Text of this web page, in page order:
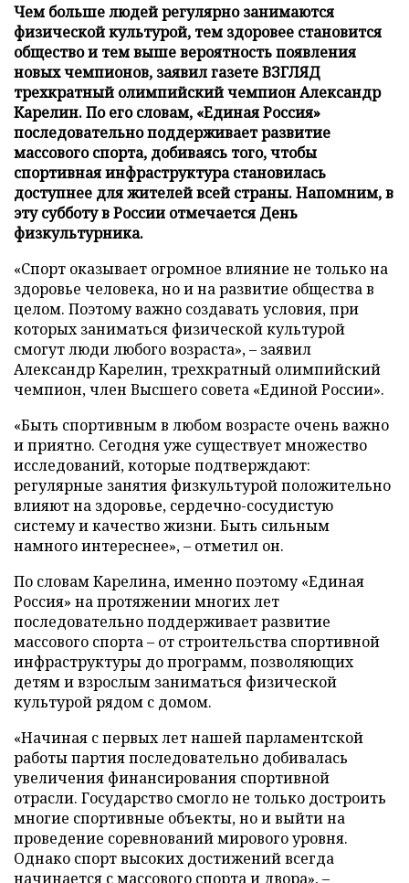
Чем больше людей регулярно занимаются
физической культурой, тем здоровее становится
общество и тем выше вероятность появления
новых чемпионов, заявил газете ВЗГЛЯД
трехкратный олимпийский чемпион Александр
Карелин. По его словам, «Единая Россия»
последовательно поддерживает развитие
массового спорта, добиваясь того, чтобы
спортивная инфраструктура становилась
доступнее для жителей всей страны. Напомним, в
эту субботу в России отмечается День
физкультурника.
«Спорт оказывает огромное влияние не только на
здоровье человека, но и на развитие общества в
целом. Поэтому важно создавать условия, при
которых заниматься физической культурой
смогут люди любого возраста», – заявил
Александр Карелин, трехкратный олимпийский
чемпион, член Высшего совета «Единой России».
«Быть спортивным в любом возрасте очень важно
и приятно. Сегодня уже существует множество
исследований, которые подтверждают:
регулярные занятия физкультурой положительно
влияют на здоровье, сердечно-сосудистую
систему и качество жизни. Быть сильным
намного интереснее», – отметил он.
По словам Карелина, именно поэтому «Единая
Россия» на протяжении многих лет
последовательно поддерживает развитие
массового спорта – от строительства спортивной
инфраструктуры до программ, позволяющих
детям и взрослым заниматься физической
культурой рядом с домом.
«Начиная с первых лет нашей парламентской
работы партия последовательно добивалась
увеличения финансирования спортивной
отрасли. Государство смогло не только достроить
многие спортивные объекты, но и выйти на
проведение соревнований мирового уровня.
Однако спорт высоких достижений всегда
начинается с массового спорта и двора», –